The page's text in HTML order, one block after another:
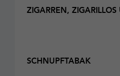
ZIGARREN, ZIGARILLOS
SCHNUPFTABAK